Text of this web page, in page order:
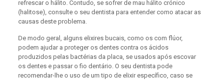
refrescar o hálito. Contudo, se sofrer de mau hálito crónico
(halitose), consulte o seu dentista para entender como atacar as
causas deste problema.
De modo geral, alguns elixires bucais, como os com flúor,
podem ajudar a proteger os dentes contra os ácidos
produzidos pelas bactérias da placa, se usados após escovar
os dentes e passar o fio dentário. O seu dentista pode
recomendar-lhe o uso de um tipo de elixir específico, caso se